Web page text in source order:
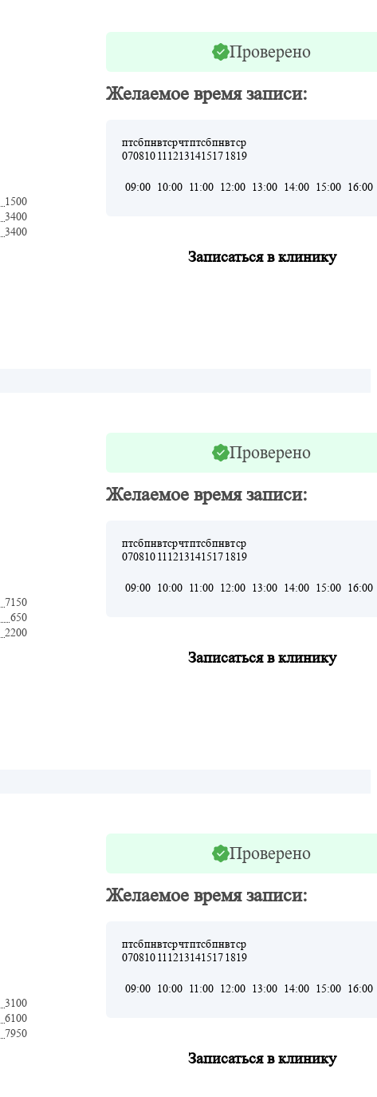
1500
3400
3400
Проверено
Желаемое время записи:
пт
07
сб
08
пн
10
вт
11
ср
12
чт
13
пт
14
сб
15
пн
17
вт
18
ср
19
09:00 10:00 11:00 12:00 13:00 14:00 15:00 16:00
Записаться в клинику
7150
650
2200
Проверено
Желаемое время записи:
пт
07
сб
08
пн
10
вт
11
ср
12
чт
13
пт
14
сб
15
пн
17
вт
18
ср
19
09:00 10:00 11:00 12:00 13:00 14:00 15:00 16:00
Записаться в клинику
3100
6100
7950
Проверено
Желаемое время записи:
пт
07
сб
08
пн
10
вт
11
ср
12
чт
13
пт
14
сб
15
пн
17
вт
18
ср
19
09:00 10:00 11:00 12:00 13:00 14:00 15:00 16:00
Записаться в клинику